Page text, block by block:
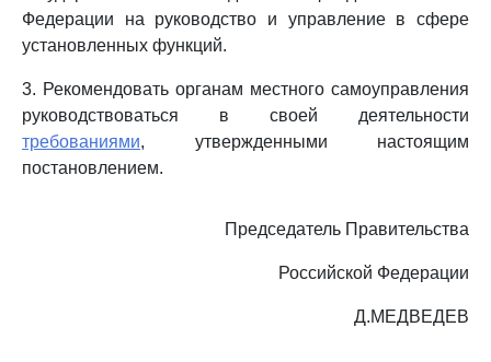
Федерации на руководство и управление в сфере
установленных функций.
3. Рекомендовать органам местного самоуправления
руководствоваться в своей деятельности
требованиями, утвержденными настоящим
постановлением.
Председатель Правительства
Российской Федерации
Д.МЕДВЕДЕВ